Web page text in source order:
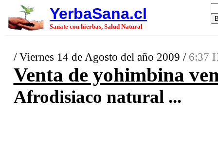
YerbaSana.cl
Sanate con hierbas, Salud Natural
/ Viernes 14 de Agosto del año 2009 / 6:37
Venta de yohimbina
Afrodisiaco natural ...